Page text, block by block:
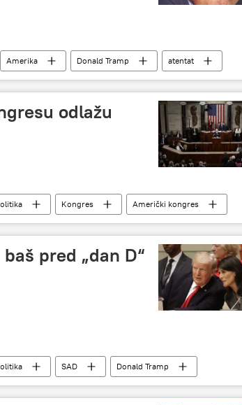
Amerika Donald Tramp
atentat
izbori u SAD pokušaj ubistva
odlažu
Kongres
Američki kongres
pred „dan D“
SAD
Donald Tramp
Analize i mišljenja